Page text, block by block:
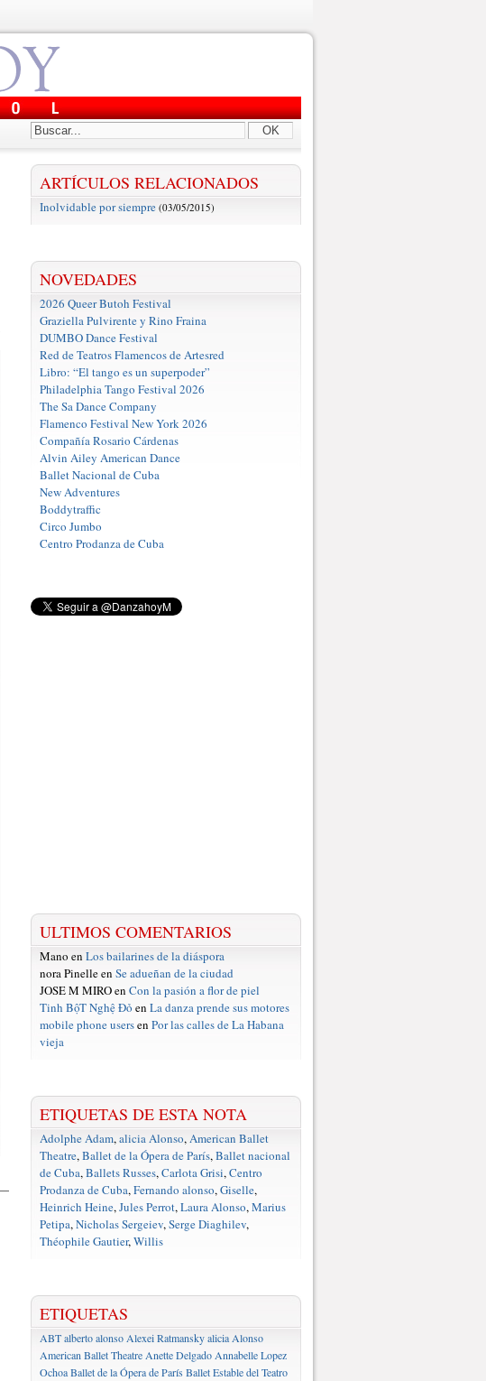
OK
ARTÍCULOS RELACIONADOS
Inolvidable por siempre (03/05/2015)
NOVEDADES
2026 Queer Butoh Festival
Graziella Pulvirente y Rino Fraina
DUMBO Dance Festival
Red de Teatros Flamencos de Artesred
Libro: “El tango es un superpoder”
Philadelphia Tango Festival 2026
The Sa Dance Company
Flamenco Festival New York 2026
Compañía Rosario Cárdenas
Alvin Ailey American Dance
Ballet Nacional de Cuba
New Adventures
Boddytraffic
Circo Jumbo
Centro Prodanza de Cuba
ULTIMOS COMENTARIOS
Mano en Los bailarines de la diáspora
nora Pinelle en Se adueñan de la ciudad
JOSE M MIRO en Con la pasión a flor de piel
Tinh BộT Nghệ Đỏ en La danza prende sus motores
mobile phone usersen Por las calles de La Habana
vieja
ETIQUETAS DE ESTA NOTA
Adolphe Adam,alicia Alonso,American Ballet
Theatre,Ballet de la Ópera de París,Ballet nacional
de Cuba,Ballets Russes,Carlota Grisi,Centro
Prodanza de Cuba,Fernando alonso,Giselle,
Heinrich Heine,Jules Perrot,Laura Alonso,Marius
Petipa,Nicholas Sergeiev,Serge Diaghilev,
Théophile Gautier,Willis
ETIQUETAS
ABTalberto alonso Alexei Ratmanskyalicia Alonso
American Ballet Theatre Anette Delgado Annabelle Lopez
OchoaBallet de la Ópera de ParísBallet Estable del Teatro